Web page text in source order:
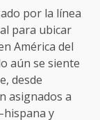
por la línea
para ubicar
América del
aún se siente
desde
asignados a
y